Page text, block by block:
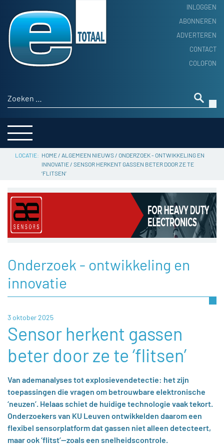
INLOGGEN
ABONNEREN
ADVERTEREN
CONTACT
COLOFON
Zoeken naar:
HOME
PRODUCTNIEUWS
ACHTERGROND
THEMA’S
SERVICE
HOME/ ALGEMEEN NIEUWS/ ONDERZOEK - ONTWIKKELING EN
INNOVATIE/ SENSOR HERKENT GASSEN BETER DOOR ZE TE
‘FLITSEN’
Onderzoek - ontwikkeling en
innovatie
3 oktober 2025
Sensor herkent gassen
beter door ze te ‘flitsen’
Van ademanalyses tot explosievendetectie: het zijn
toepassingen die vragen om betrouwbare elektronische
‘neuzen’. Helaas schiet de huidige technologie vaak tekort.
Onderzoekers van KU Leuven ontwikkelden daarom een
flexibel sensorplatform dat gassen niet alleen detecteert,
maar ook ‘flitst’—zoals een snelheidscontrole.